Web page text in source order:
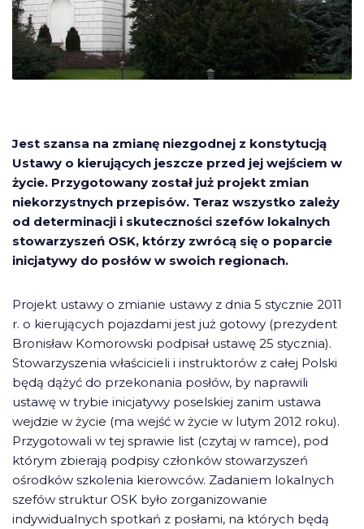
Jest szansa na zmianę niezgodnej z konstytucją
Ustawy o kierujących jeszcze przed jej wejściem w
życie. Przygotowany został już projekt zmian
niekorzystnych przepisów. Teraz wszystko zależy
od determinacji i skuteczności szefów lokalnych
stowarzyszeń OSK, którzy zwrócą się o poparcie
inicjatywy do posłów w swoich regionach.
Projekt ustawy o zmianie ustawy z dnia 5 stycznie 2011
r. o kierujących pojazdami jest już gotowy (prezydent
Bronisław Komorowski podpisał ustawę 25 stycznia).
Stowarzyszenia właścicieli i instruktorów z całej Polski
będą dążyć do przekonania posłów, by naprawili
ustawę w trybie inicjatywy poselskiej zanim ustawa
wejdzie w życie (ma wejść w życie w lutym 2012 roku).
Przygotowali w tej sprawie list (czytaj w ramce), pod
którym zbierają podpisy członków stowarzyszeń
ośrodków szkolenia kierowców. Zadaniem lokalnych
szefów struktur OSK było zorganizowanie
indywidualnych spotkań z posłami, na których będą